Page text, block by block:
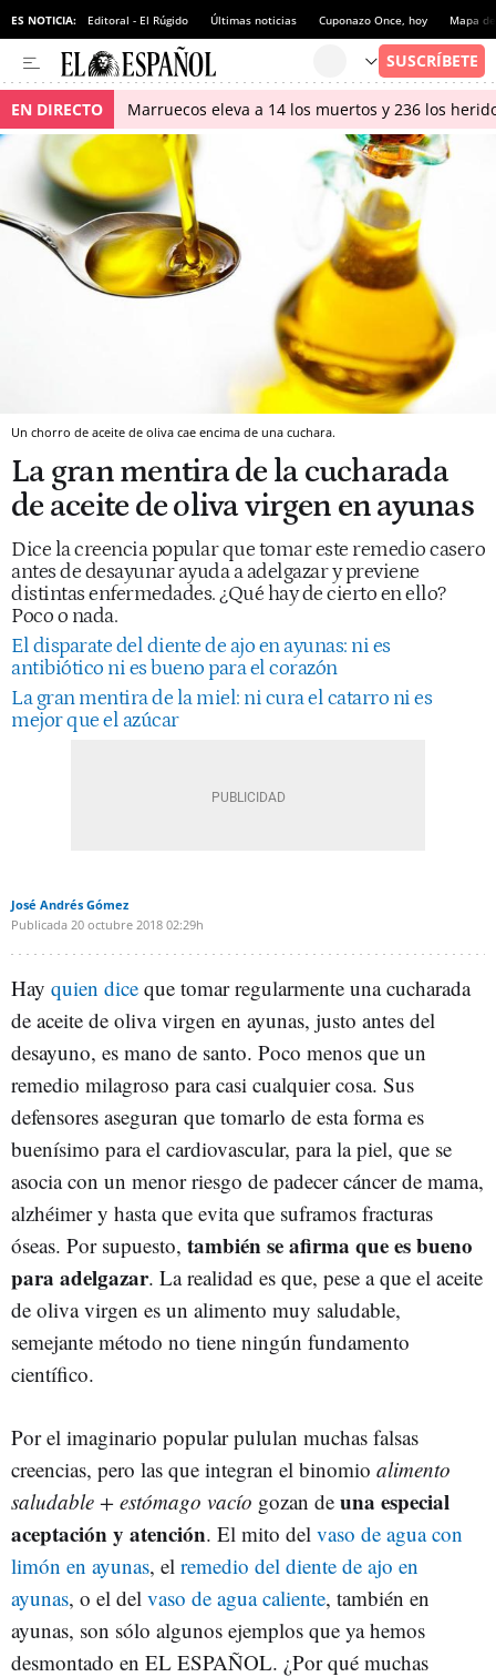
ES NOTICIA: Editoral - El Rúgido Últimas noticias Cuponazo Once, hoy Mapa
EN DIRECTO Marruecos eleva a 14 los muertos y 236 los
Un chorro de aceite de oliva cae encima de una cuchara.
La gran mentira de la cucharada
de aceite de oliva virgen en ayunas
Dice la creencia popular que tomar este remedio casero
antes de desayunar ayuda a adelgazar y previene
distintas enfermedades. ¿Qué hay de cierto en ello?
Poco o nada.
El disparate del diente de ajo en ayunas: ni es
antibiótico ni es bueno para el corazón
La gran mentira de la miel: ni cura el catarro ni es
mejor que el azúcar
José Andrés Gómez
Publicada 20 octubre 2018 02:29h
Hay quien dice que tomar regularmente una cucharada
de aceite de oliva virgen en ayunas, justo antes del
desayuno, es mano de santo. Poco menos que un
remedio milagroso para casi cualquier cosa. Sus
defensores aseguran que tomarlo de esta forma es
buenísimo para el cardiovascular, para la piel, que se
asocia con un menor riesgo de padecer cáncer de mama,
alzhéimer y hasta que evita que suframos fracturas
óseas. Por supuesto, también se afirma que es bueno
para adelgazar. La realidad es que, pese a que el aceite
de oliva virgen es un alimento muy saludable,
semejante método no tiene ningún fundamento
científico.
Por el imaginario popular pululan muchas falsas
creencias, pero las que integran el binomio alimento
saludable + estómago vacío gozan de una especial
aceptación y atención. El mito del vaso de agua con
limón en ayunas, el remedio del diente de ajo en
ayunas, o el del vaso de agua caliente, también en
ayunas, son sólo algunos ejemplos que ya hemos
desmontado en EL ESPAÑOL. ¿Por qué muchas